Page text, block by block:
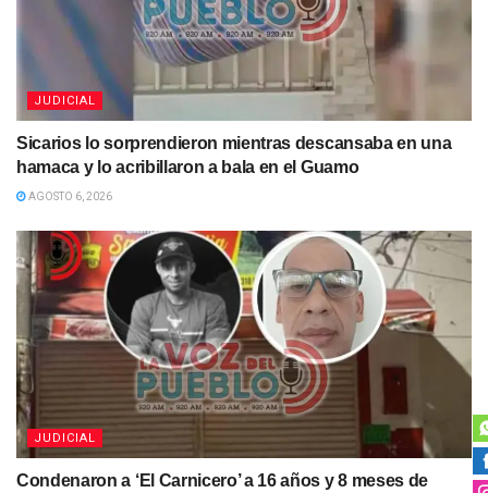
JUDICIAL
Sicarios lo sorprendieron mientras descansaba en una
hamaca y lo acribillaron a bala en el Guamo
AGOSTO 6, 2026
JUDICIAL
Condenaron a ‘El Carnicero’ a 16 años y 8 meses de